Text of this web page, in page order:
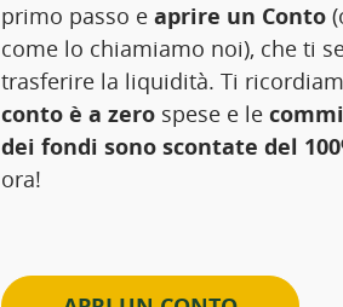
primo passo e aprire un Conto
come lo chiamiamo noi), che ti
trasferire la liquidità. Ti
conto è a zero spese e le
dei fondi sono scontate del
ora!